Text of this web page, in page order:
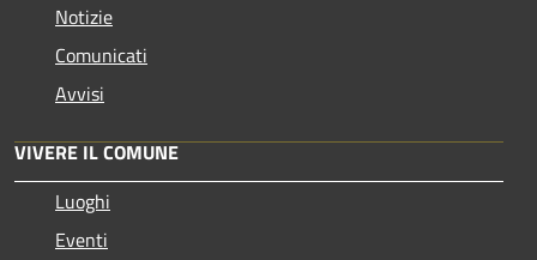
Notizie
Comunicati
Avvisi
VIVERE IL COMUNE
Luoghi
Eventi